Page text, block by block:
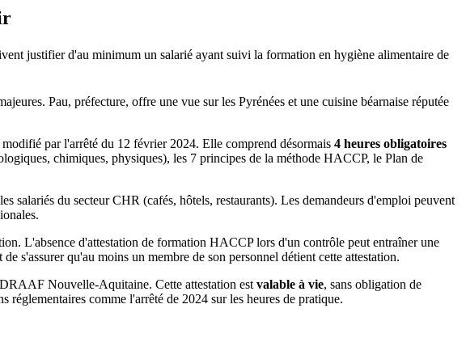
justifier d'au minimum un salarié ayant suivi la formation en hygiène alimentaire de
Pau, préfecture, offre une vue sur les Pyrénées et une cuisine béarnaise réputée
par l'arrêté du 12 février 2024. Elle comprend désormais 4 heures obligatoires
chimiques, physiques), les 7 principes de la méthode HACCP, le Plan de
salariés du secteur CHR (cafés, hôtels, restaurants). Les demandeurs d'emploi peuvent
L'absence d'attestation de formation HACCP lors d'un contrôle peut entraîner une
s'assurer qu'au moins un membre de son personnel détient cette attestation.
Nouvelle-Aquitaine. Cette attestation est valable à vie, sans obligation de
réglementaires comme l'arrêté de 2024 sur les heures de pratique.